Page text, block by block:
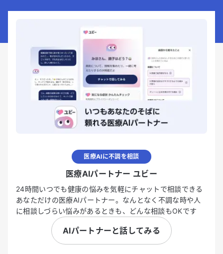
医療AIに不調を相談
医療AIパートナー ユビー
24時間いつでも健康の悩みを気軽にチャットで相談できる
あなただけの医療AIパートナー。なんとなく不調な時や人
に相談しづらい悩みがあるときも、どんな相談もOKです
AIパートナーと話してみる